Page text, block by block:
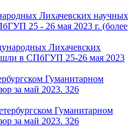
Лихачевских
в СПбГУП 25-26 мая 2023
Гуманитарном
за май 2023. 326